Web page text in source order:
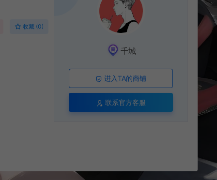
收藏 (0)
千城
进入TA的商铺
联系官方客服